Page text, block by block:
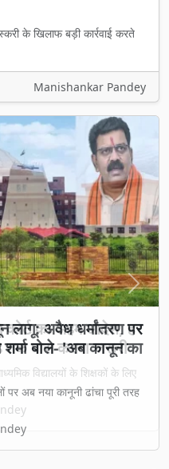
के खिलाफ बड़ी कार्रवाई करते
Manishankar Pandey
लागू: अवैध धर्मांतरण पर
बोले- 'अब कानून का
पर अब नया कानूनी ढांचा पूरी तरह
Next